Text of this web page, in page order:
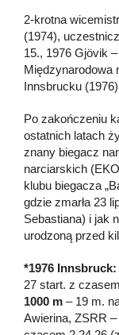
2-krotna
(1974),
15., 1976 Gjövik
Międzynarodowa
Innsbrucku
Po zakończeniu
ostatnich latach
znany biegacz
narciarskich
klubu biegacza
gdzie zmarła 23
Sebastiana) i jak
urodzoną przed
*1976
27 start. z
1000 m – 19 m.
Awierina, ZSRR –